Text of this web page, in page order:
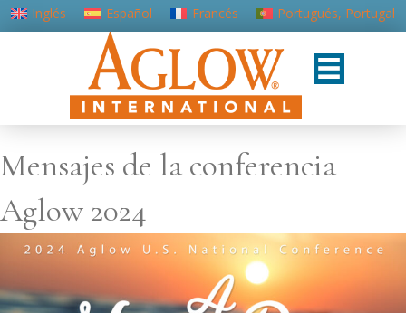
Inglés Español Francés Portugués, Portugal
Mensajes de la conferencia
Aglow 2024